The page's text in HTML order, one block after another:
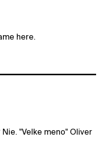
here.
"Velke meno" Oliver